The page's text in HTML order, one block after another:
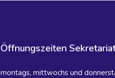
Öffnungszeiten
montags, mittwochs und